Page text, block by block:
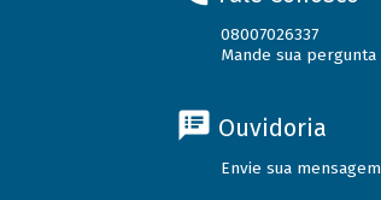
08007026337
Mande sua pergunta
Ouvidoria
Envie sua mensagem